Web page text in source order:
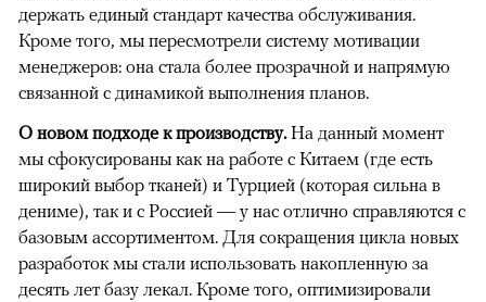
держать единый стандарт качества обслуживания.
Кроме того, мы пересмотрели систему мотивации
менеджеров: она стала более прозрачной и напрямую
связанной с динамикой выполнения планов.
О новом подходе к производству.На данный момент
мы сфокусированы как на работе с Китаем (где есть
широкий выбор тканей) и Турцией (которая сильна в
дениме), так и с Россией — у нас отлично справляются с
базовым ассортиментом. Для сокращения цикла новых
разработок мы стали использовать накопленную за
десять лет базу лекал. Кроме того, оптимизировали